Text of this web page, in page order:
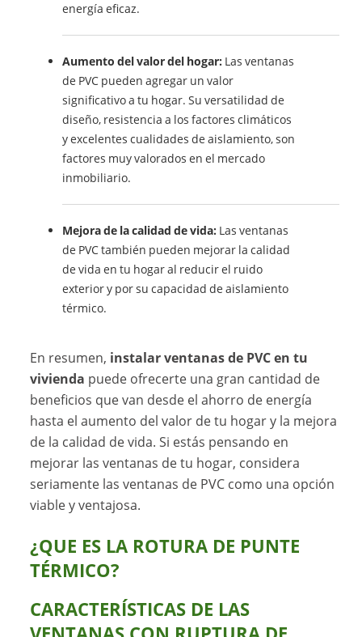
energía eficaz.
Aumento del valor del hogar: Las ventanas
de PVC pueden agregar un valor
significativo a tu hogar. Su versatilidad de
diseño, resistencia a los factores climáticos
y excelentes cualidades de aislamiento, son
factores muy valorados en el mercado
inmobiliario.
Mejora de la calidad de vida: Las ventanas
de PVC también pueden mejorar la calidad
de vida en tu hogar al reducir el ruido
exterior y por su capacidad de aislamiento
térmico.
En resumen, instalar ventanas de PVC en tu
vivienda puede ofrecerte una gran cantidad de
beneficios que van desde el ahorro de energía
hasta el aumento del valor de tu hogar y la mejora
de la calidad de vida. Si estás pensando en
mejorar las ventanas de tu hogar, considera
seriamente las ventanas de PVC como una opción
viable y ventajosa.
¿QUE ES LA ROTURA DE PUNTE
TÉRMICO?
CARACTERÍSTICAS DE LAS